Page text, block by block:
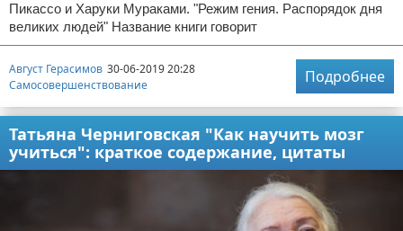
Пикассо и Харуки Мураками. "Режим гения. Распорядок дня
великих людей" Название книги говорит
Август Герасимов 30-06-2019 20:28
Самосовершенствование
Подробнее
Татьяна Черниговская "Как научить мозг
учиться": краткое содержание, цитаты